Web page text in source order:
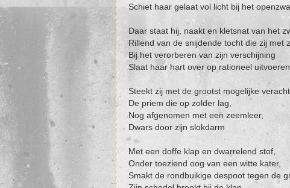
Schiet haar gelaat vol licht bij het
Daar staat hij, naakt en kletsnat van het
Rillend van de snijdende tocht die zij met
Bij het verorberen van zijn verschijning
Slaat haar hart over op rationeel uitvoeren
Steekt zij met de grootst mogelijke
De priem die op zolder lag,
Nog afgenomen met een zeemleer,
Dwars door zijn slokdarm
Met een doffe klap en dwarrelend stof,
Onder toeziend oog van een witte kater,
Smakt de rondbuikige despoot tegen de